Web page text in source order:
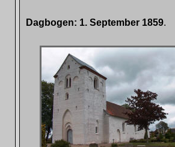
Dagbogen: 1. September 1859.